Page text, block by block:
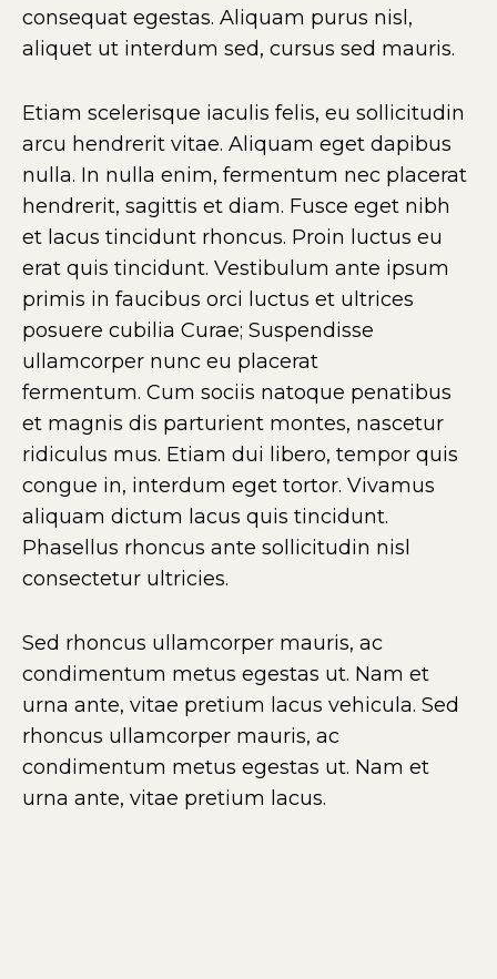
consequat egestas. Aliquam purus nisl,
aliquet ut interdum sed, cursus sed mauris.
Etiam scelerisque iaculis felis, eu sollicitudin
arcu hendrerit vitae. Aliquam eget dapibus
nulla. In nulla enim, fermentum nec placerat
hendrerit, sagittis et diam. Fusce eget nibh
et lacus tincidunt rhoncus. Proin luctus eu
erat quis tincidunt. Vestibulum ante ipsum
primis in faucibus orci luctus et ultrices
posuere cubilia Curae; Suspendisse
ullamcorper nunc eu placerat
fermentum. Cum sociis natoque penatibus
et magnis dis parturient montes, nascetur
ridiculus mus. Etiam dui libero, tempor quis
congue in, interdum eget tortor. Vivamus
aliquam dictum lacus quis tincidunt.
Phasellus rhoncus ante sollicitudin nisl
consectetur ultricies.
Sed rhoncus ullamcorper mauris, ac
condimentum metus egestas ut. Nam et
urna ante, vitae pretium lacus vehicula. Sed
rhoncus ullamcorper mauris, ac
condimentum metus egestas ut. Nam et
urna ante, vitae pretium lacus.